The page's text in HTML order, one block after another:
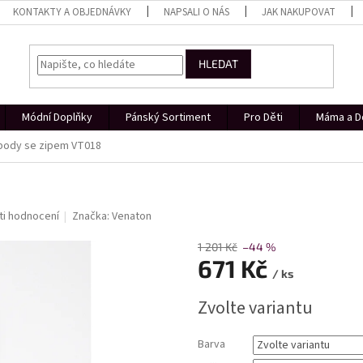
KONTAKTY A OBJEDNÁVKY NAPSALI O NÁS JAK NAKUPOVAT
HLEDAT
Módní Doplňky Pánský Sortiment Pro Děti Máma a
se zipem VT018
hodnocení Značka:Venaton
1 201 Kč –44 %
671 Kč / ks
cena:
Zvolte variantu
Barva